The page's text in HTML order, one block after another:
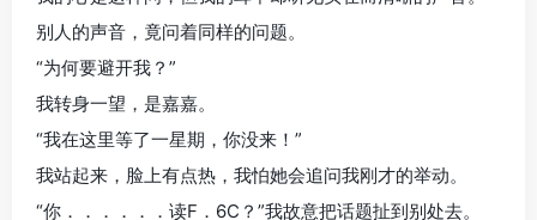
别人的声音，竟问着同样的问题。
“为何要避开我？”
我转身一望，是嘉嘉。
“我在这里等了一星期，你没来！”
我站起来，脸上有点热，我怕她会追问我刚才的举动。
“你．．．．．．读F．6C？”我故意把话题扯到别处去。